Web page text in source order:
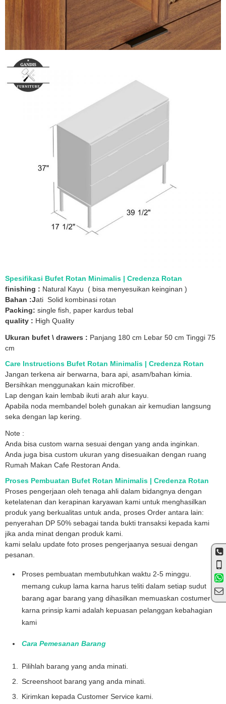
Spesifikasi Bufet Rotan Minimalis | Credenza Rotan
finishing : Natural Kayu ( bisa menyesuikan keinginan )
Bahan :Jati Solid kombinasi rotan
Packing: single fish, paper kardus tebal
quality : High Quality
Ukuran bufet \ drawers : Panjang 180 cm Lebar 50 cm Tinggi 75
cm
Care Instructions Bufet Rotan Minimalis | Credenza Rotan
Jangan terkena air berwarna, bara api, asam/bahan kimia.
Bersihkan menggunakan kain microfiber.
Lap dengan kain lembab ikuti arah alur kayu.
Apabila noda membandel boleh gunakan air kemudian langsung
seka dengan lap kering.
Note :
Anda bisa custom warna sesuai dengan yang anda inginkan.
Anda juga bisa custom ukuran yang disesuaikan dengan ruang
Rumah Makan Cafe Restoran Anda.
Proses Pembuatan Bufet Rotan Minimalis | Credenza Rotan
Proses pengerjaan oleh tenaga ahli dalam bidangnya dengan
ketelatenan dan kerapinan karyawan kami untuk menghasilkan
produk yang berkualitas untuk anda, proses Order antara lain:
penyerahan DP 50% sebagai tanda bukti transaksi kepada kami
jika anda minat dengan produk kami.
kami selalu update foto proses pengerjaanya sesuai dengan
pesanan.
Proses pembuatan membutuhkan waktu 2-5 minggu.
memang cukup lama karna harus teliti dalam setiap sudut
barang agar barang yang dihasilkan memuaskan costumer .
karna prinsip kami adalah kepuasan pelanggan kebahagian
kami
Cara Pemesanan Barang
Pilihlah barang yang anda minati.
Screenshoot barang yang anda minati.
Kirimkan kepada Customer Service kami.